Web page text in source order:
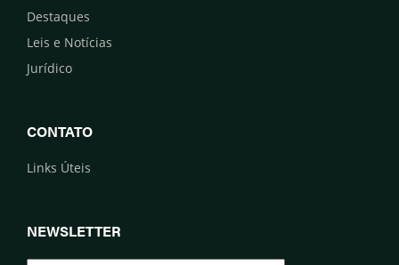
Destaques
Leis e Notícias
Jurídico
CONTATO
Links Úteis
NEWSLETTER